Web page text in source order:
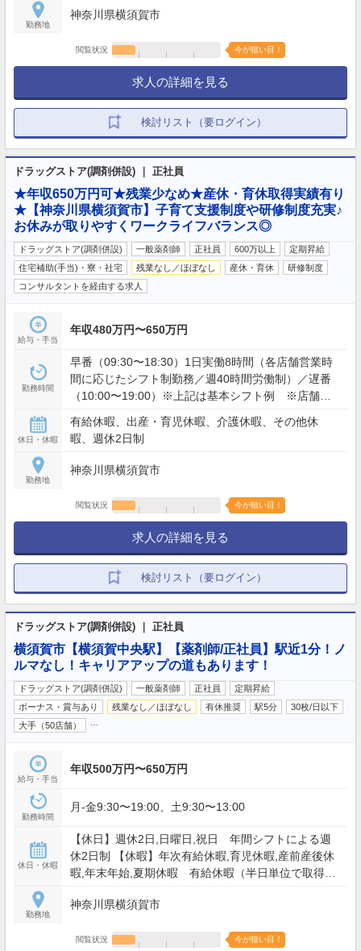
勤務地
神奈川県横須賀市
閲覧状況 今が狙い目！
求人の詳細を見る
検討リスト（要ログイン）
ドラッグストア(調剤併設) ｜ 正社員
★年収650万円可★残業少なめ★産休・育休取得実績有り
★【神奈川県横須賀市】子育て支援制度や研修制度充実♪
お休みが取りやすくワークライフバランス◎
ドラッグストア(調剤併設) 一般薬剤師 正社員 600万以上
定期昇給
住宅補助(手当)・寮・社宅
残業なし／ほぼなし 産休・育休
研修制度
コンサルタントを経由する求人
給与・手当
年収480万円〜650万円
勤務時間
早番（09:30〜18:30）1日実働8時間（各店舗営業時
間に応じたシフト制勤務／週40時間労働制）／遅番
（10:00〜19:00）※上記は基本シフト例 ※店舗の
休日・休暇
有給休暇、出産・育児休暇、介護休暇、その他休
暇、週休2日制
勤務地
神奈川県横須賀市
閲覧状況 今が狙い目！
求人の詳細を見る
検討リスト（要ログイン）
ドラッグストア(調剤併設) ｜ 正社員
横須賀市【横須賀中央駅】【薬剤師/正社員】駅近1分！ノ
ルマなし！キャリアアップの道もあります！
ドラッグストア(調剤併設) 一般薬剤師 正社員
定期昇給
ボーナス・賞与あり
残業なし／ほぼなし 有休推奨 駅5分
30枚/日以下
大手（50店舗）
給与・手当
年収500万円〜650万円
勤務時間
月-金9:30〜19:00、土9:30〜13:00
休日・休暇
【休日】週休2日,日曜日,祝日 年間シフトによる週
休2日制 【休暇】年次有給休暇,育児休暇,産前産後休
暇,年末年始,夏期休暇 有給休暇（半日単位で取得可
連続休暇制度（年1回以上、取得率152%） 【年間休
勤務地
神奈川県横須賀市
閲覧状況 今が狙い目！